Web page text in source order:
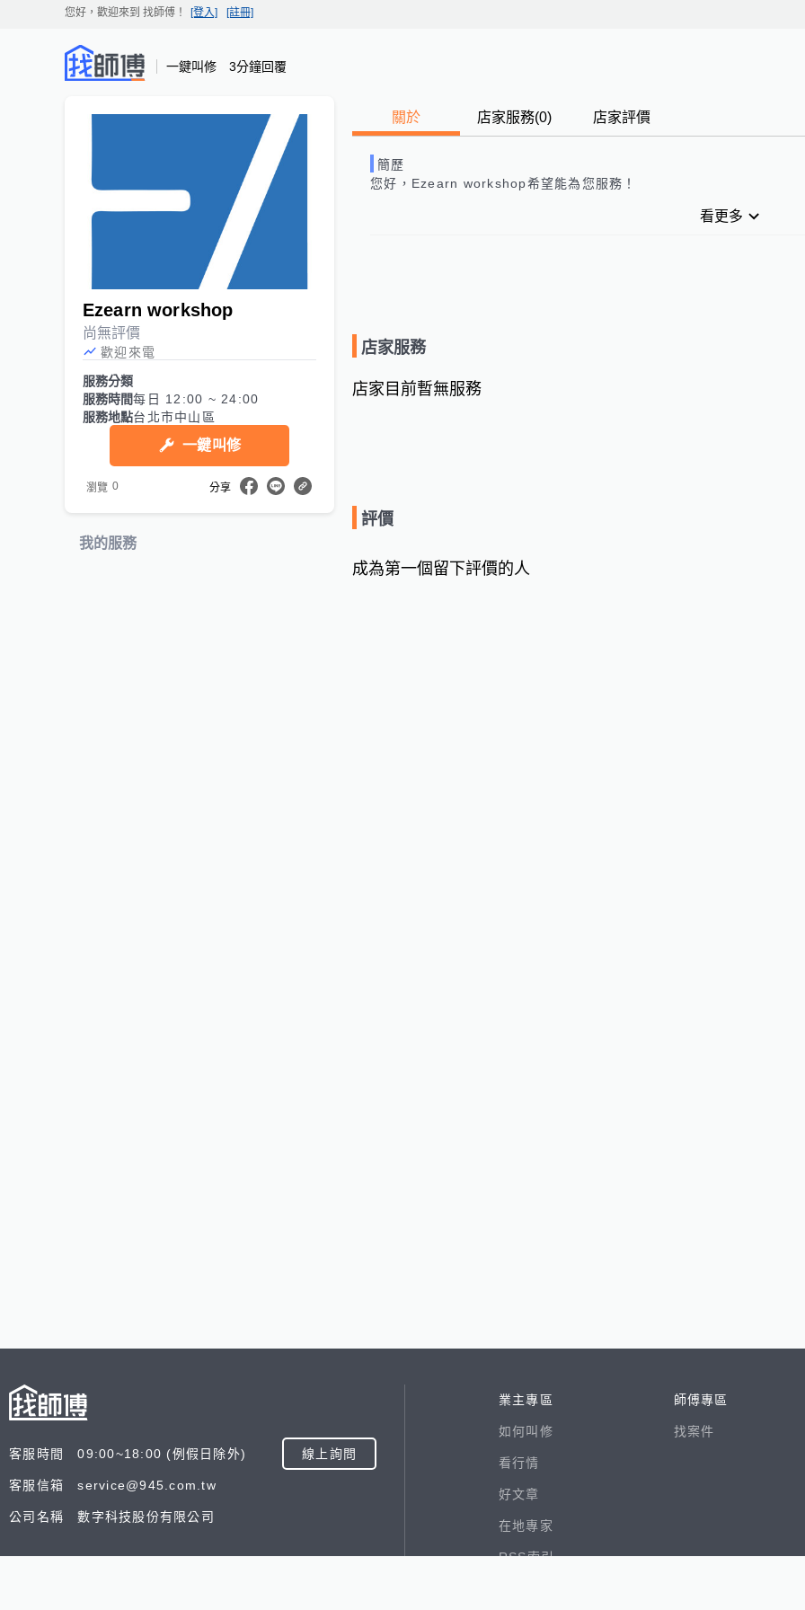
您好，歡迎來到 找師傅 ！ [登入] [註冊]
一鍵叫修 3分鐘回覆
Ezearn workshop
尚無評價
歡迎來電
服務分類
服務時間每日 12:00 ~ 24:00
服務地點台北市中山區
一鍵叫修
瀏覽 0 分享
我的服務
關於 店家服務(0) 店家評價
簡歷
您好， Ezearn workshop希望能為您服務！
看更多
店家服務
店家目前暫無服務
評價
成為第一個留下評價的人
客服時間 09:00~18:00 (例假日除外) 線上詢問
客服信箱 service@945.com.tw
公司名稱 數字科技股份有限公司
業主專區
如何叫修
看行情
好文章
在地專家
RSS索引
師傅專區
找案件